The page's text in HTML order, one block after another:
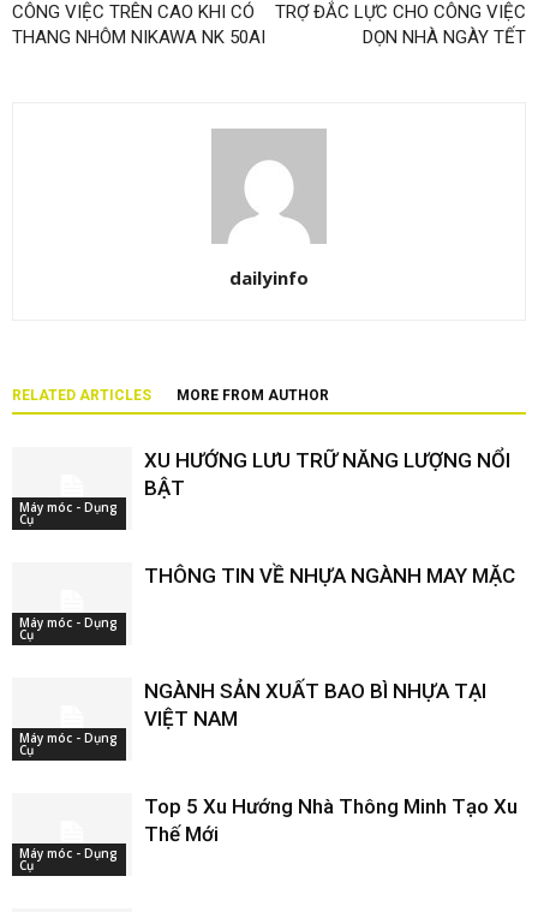
CÔNG VIỆC TRÊN CAO KHI CÓ
THANG NHÔM NIKAWA NK 50AI
TRỢ ĐẮC LỰC CHO CÔNG VIỆC
DỌN NHÀ NGÀY TẾT
dailyinfo
RELATED ARTICLES MORE FROM AUTHOR
Máy móc - Dụng
Cụ
XU HƯỚNG LƯU TRỮ NĂNG LƯỢNG NỔI
BẬT
Máy móc - Dụng
Cụ
THÔNG TIN VỀ NHỰA NGÀNH MAY MẶC
Máy móc - Dụng
Cụ
NGÀNH SẢN XUẤT BAO BÌ NHỰA TẠI
VIỆT NAM
Máy móc - Dụng
Cụ
Top 5 Xu Hướng Nhà Thông Minh Tạo Xu
Thế Mới